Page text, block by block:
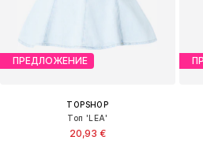
ПРЕДЛОЖЕНИЕ
TOPSHOP
Топ 'LEA'
20,93 €